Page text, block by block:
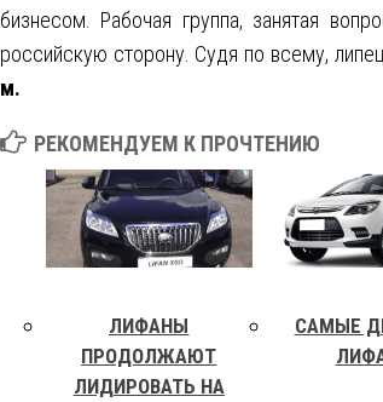
бизнесом. Рабочая группа, занятая
российскую сторону. Судя по всему,
м.
РЕКОМЕНДУЕМ К ПРОЧТЕНИЮ
ЛИФАНЫ
ПРОДОЛЖАЮТ
ЛИДИРОВАТЬ НА
САМЫЕ